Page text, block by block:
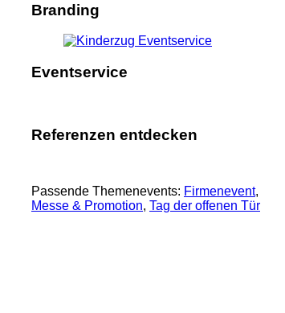
Branding
Eventservice
Referenzen entdecken
Passende Themenevents: Firmenevent
Messe & Promotion, Tag der offenen Tür